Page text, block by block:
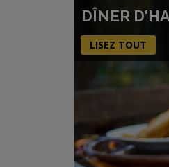
DÎNER
LISEZ TOUT